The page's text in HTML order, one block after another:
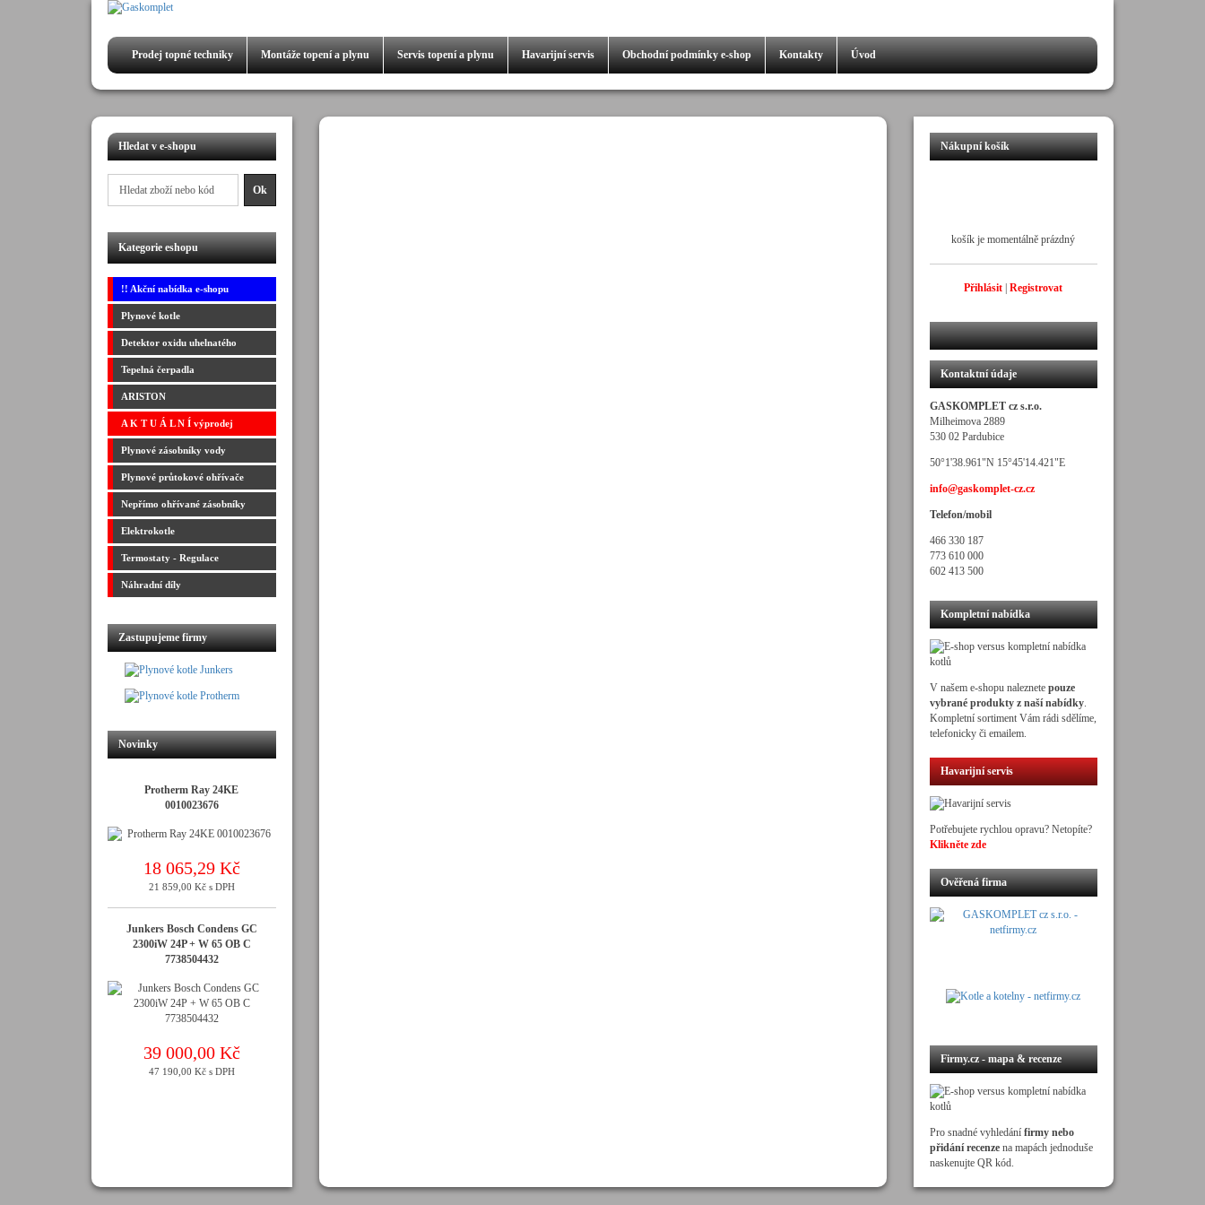
košík je momentálně prázdný
Přihlásit |Registrovat
Prodej topné techniky Montáže topení a plynu Servis topení a plynu Havarijní servis Obchodní podmínky e-shop Kontakty Úvod
Hledat v e-shopu
Kategorie eshopu
!! Akční nabídka e-shopu
Plynové kotle
Detektor oxidu uhelnatého
Tepelná čerpadla
ARISTON
A K T U Á L N Í výprodej
Plynové zásobníky vody
Plynové průtokové ohřívače
Nepřímo ohřívané zásobníky
Elektrokotle
Termostaty - Regulace
Náhradní díly
Zastupujeme firmy
Novinky
Protherm Ray 24KE
0010023676
18 065,29 Kč
21 859,00 Kč s DPH
Junkers Bosch Condens GC
2300iW 24P + W 65 OB C
7738504432
39 000,00 Kč
47 190,00 Kč s DPH
Nákupní košík
Kontaktní údaje
GASKOMPLET cz s.r.o.
Milheimova 2889
530 02 Pardubice
50°1'38.961"N 15°45'14.421"E
info@gaskomplet-cz.cz
Telefon/mobil
466 330 187
773 610 000
602 413 500
Kompletní nabídka
V našem e-shopu naleznete pouze
vybrané produkty z naší nabídky.
Kompletní sortiment Vám rádi sdělíme,
telefonicky či emailem.
Havarijní servis
Potřebujete rychlou opravu? Netopíte?
Klikněte zde
Ověřená firma
Firmy.cz - mapa & recenze
Pro snadné vyhledání firmy nebo
přidání recenzena mapách jednoduše
naskenujte QR kód.